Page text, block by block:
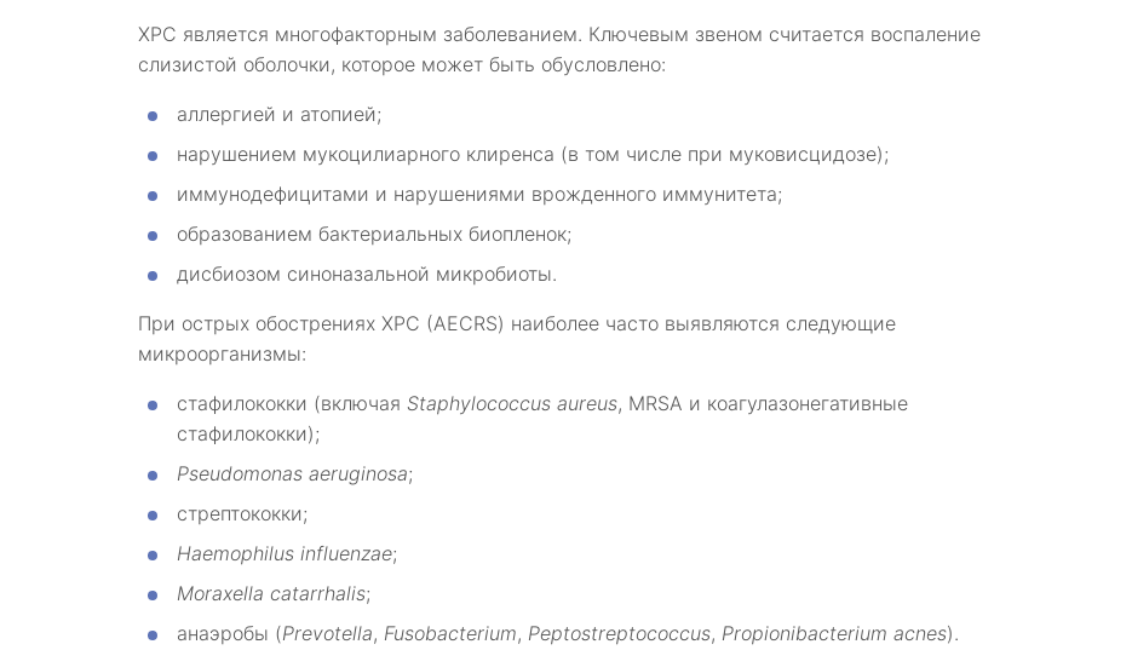
ХРС является многофакторным заболеванием. Ключевым звеном считается воспаление
слизистой оболочки, которое может быть обусловлено:
аллергией и атопией;
нарушением мукоцилиарного клиренса (в том числе при муковисцидозе);
иммунодефицитами и нарушениями врожденного иммунитета;
образованием бактериальных биопленок;
дисбиозом синоназальной микробиоты.
При острых обострениях ХРС (AECRS) наиболее часто выявляются следующие
микроорганизмы:
стафилококки (включая Staphylococcus aureus, MRSA и коагулазонегативные
стафилококки);
Pseudomonas aeruginosa;
стрептококки;
Haemophilus influenzae;
Moraxella catarrhalis;
анаэробы (Prevotella, Fusobacterium, Peptostreptococcus, Propionibacterium acnes).